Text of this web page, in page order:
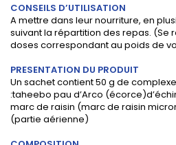
CONSEILS D’UTILISATION
A mettre dans leur nourriture, en
suivant la répartition des repas. (Se
doses correspondant au poids de
PRESENTATION DU PRODUIT
Un sachet contient 50 g de
:taheebo pau d’Arco
marc de raisin (marc de raisin
(partie aérienne)